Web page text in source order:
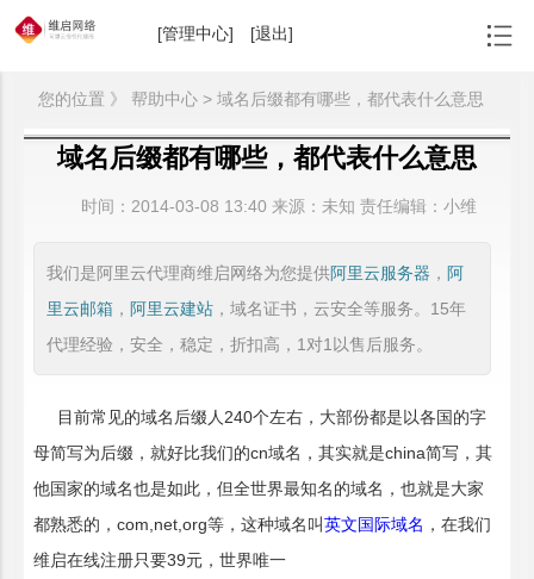
[管理中心] [退出]
您的位置 》 帮助中心 > 域名后缀都有哪些，都代表什么意思
域名后缀都有哪些，都代表什么意思
时间： 2014-03-08 13:40 来源： 未知 责任编辑：小维
我们是阿里云代理商维启网络为您提供阿里云服务器 ， 阿
里云邮箱 ， 阿里云建站 ，域名证书，云安全等服务。15年
代理经验，安全，稳定，折扣高，1对1以售后服务。
目前常见的域名后缀人240个左右，大部份都是以各国的字
母简写为后缀，就好比我们的cn域名，其实就是china简写，其
他国家的域名也是如此，但全世界最知名的域名，也就是大家
都熟悉的，com,net,org等，这种域名叫英文国际域名 ，在我们
维启在线注册只要39元，世界唯一